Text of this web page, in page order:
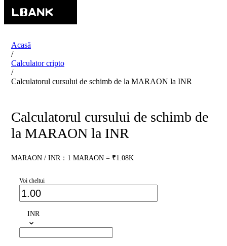
Acasă
/
Calculator cripto
/
Calculatorul cursului de schimb de la MARAON la INR
Calculatorul cursului de schimb de
la MARAON la INR
MARAON / INR：1 MARAON = ₹1.08K
Voi cheltui
INR